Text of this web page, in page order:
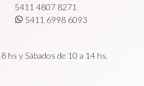
5411 4807 8271
5411 6998 6093
hs y Sábados de 10 a 14 hs.